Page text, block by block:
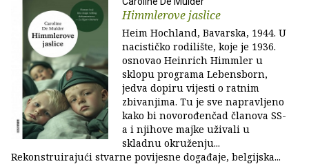
Himmlerove jaslice
Heim Hochland, Bavarska, 1944. U
nacističko rodilište, koje je 1936.
osnovao Heinrich Himmler u
sklopu programa Lebensborn,
jedva dopiru vijesti o ratnim
zbivanjima. Tu je sve napravljeno
kako bi novorođenčad članova SS-
a i njihove majke uživali u
skladnu okruženju...
Rekonstruirajući stvarne povijesne događaje, belgijska...